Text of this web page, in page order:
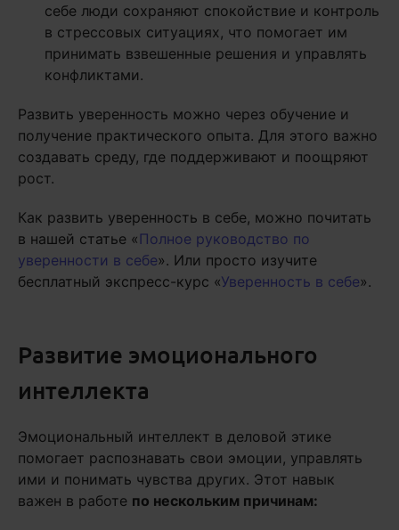
себе люди сохраняют спокойствие и контроль
в стрессовых ситуациях, что помогает им
принимать взвешенные решения и управлять
конфликтами.
Развить уверенность можно через обучение и
получение практического опыта. Для этого важно
создавать среду, где поддерживают и поощряют
рост.
Как развить уверенность в себе, можно почитать
в нашей статье «Полное руководство по
уверенности в себе». Или просто изучите
бесплатный экспресс-курс «Уверенность в себе».
Развитие эмоционального
интеллекта
Эмоциональный интеллект в деловой этике
помогает распознавать свои эмоции, управлять
ими и понимать чувства других. Этот навык
важен в работе по нескольким причинам: